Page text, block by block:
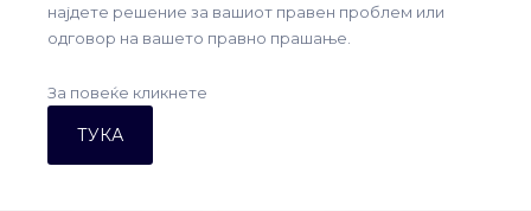
најдете решение за вашиот правен проблем или
одговор на вашето правно прашање.
За повеќе кликнете
ТУКА